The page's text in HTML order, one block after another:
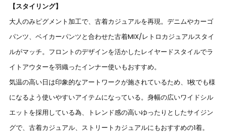
【スタイリング】
大人のみピグメント加工で、古着カジュアルを再現。デニムやカーゴ
パンツ、ベイカーパンツと合わせた古着MIX/レトロカジュアルスタイ
ルがマッチ。フロントのデザインを活かしたレイヤードスタイルでラ
イトアウターを羽織ったインナー使いもおすすめ。
気温の高い日は印象的なアートワークが施されているため、1枚でも様
になるよう使いやすいアイテムになっている。身幅の広いワイドシル
エットを採用している為、トレンド感の高いゆったりとしたサイジン
グで、古着カジュアル、ストリートカジュアルにもおすすめの1着。